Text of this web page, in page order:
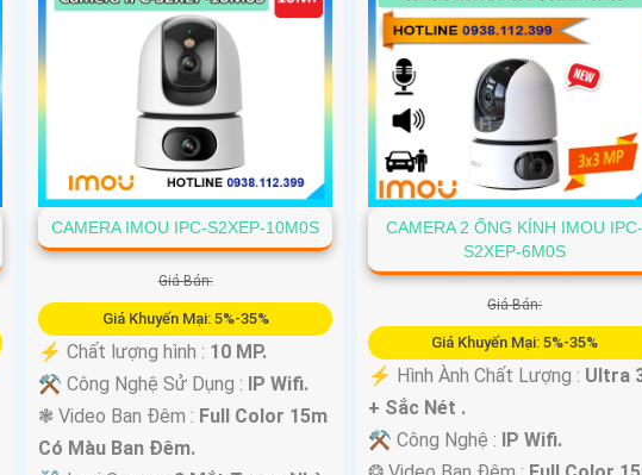
CAMERA IMOU IPC-S2XEP-10M0S
Giá Bán:
Giá Khuyến Mại: 5%-35%
️⚡ Chất lượng hình : 10 MP.
⚒ Công Nghệ Sử Dụng : IP Wifi.
❃ Video Ban Đêm : Full Color 15m
Có Màu Ban Ðêm.
CAMERA 2 ỐNG KÍNH IMOU IPC-
S2XEP-6M0S
Giá Bán:
Giá Khuyến Mại: 5%-35%
️⚡ Hình Ành Chất Lượng : Ultra
+ Sắc Nét .
⚒ Công Nghệ : IP Wifi.